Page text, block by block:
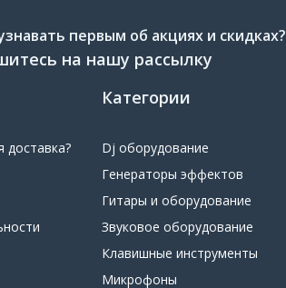
первым об акциях и скидках?
на нашу рассылку
доставка?
Категории
Dj оборудование
Генераторы эффектов
Гитары и оборудование
Звуковое оборудование
Клавишные инструменты
Микрофоны